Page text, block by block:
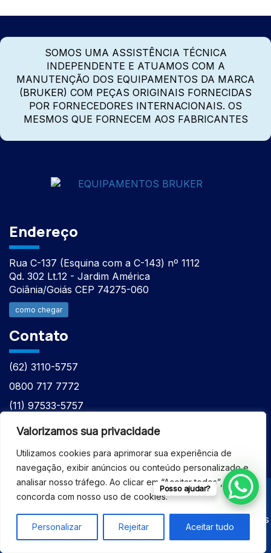
Valorizamos sua privacidade
Utilizamos cookies para aprimorar sua experiência de
navegação, exibir anúncios ou conteúdo personalizado e
analisar nosso tráfego. Ao clicar em “Aceitar todos”, você
concorda com nosso uso de cookies.
Personalizar Rejeitar Aceitar tudo
SOMOS UMA ASSISTÊNCIA TÉCNICA
INDEPENDENTE E ATUAMOS COM A
MANUTENÇÃO DOS EQUIPAMENTOS DA MARCA
(BRUKER) COM PEÇAS ORIGINAIS FORNECIDAS
POR FORNECEDORES INTERNACIONAIS. OS
MESMOS QUE FORNECEM AOS FABRICANTES
Endereço
Rua C-137 (Esquina com a C-143) nº 1112
Qd. 302 Lt.12 - Jardim América
Goiânia/Goiás CEP 74275-060
como chegar
Contato
(62) 3110-5757
0800 717 7772
(11) 97533-5757
(62) 98610-7777
© 2026 - ASSISTÊNCIA TÉCNICA ESPECIALIZADA
EQUIPAMENTOS BRUKER - Todos os direitos reservados
Posso ajudar?